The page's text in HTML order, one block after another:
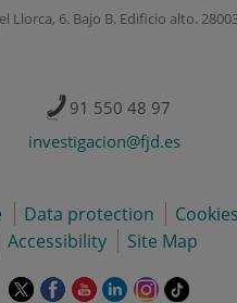
Llorca, 6. Bajo B. Edificio alto.
91 550 48 97
investigacion@fjd.es
Data protection
Accessibility
Site Map
This This This This This Link